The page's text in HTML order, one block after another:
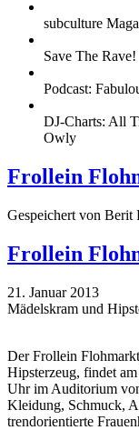
subculture
Save The Rave!
Podcast:
DJ-Charts: All
Owly
Frollein
Gespeichert von Berit
Frollein
21. Januar 2013
Mädelskram und
Der Frollein
Hipsterzeug, findet
Uhr im Auditorium
Kleidung, Schmuck,
trendorientierte